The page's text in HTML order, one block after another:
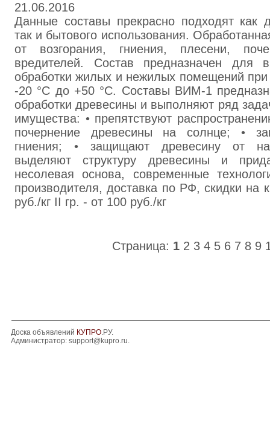
21.06.2016
Данные составы прекрасно подходят как
так и бытового использования.
от возгорания, гниения, плесени,
вредителей. Состав предназначен для
обработки жилых и нежилых помещений при
-20 °С до +50 °С. Составы ВИМ-1
обработки древесины и выполняют ряд
имущества: • препятствуют
почернение древесины на солнце; •
гниения; • защищают древесину от
выделяют структуру древесины и
несолевая основа, современные
производителя, доставка по РФ, скидки на
руб./кг II гр. - от 100 руб./кг
Страница: 1 2 3 4 5 6 7 8 9
Доска объявлений КУПРО.РУ.
Администратор: support@kupro.ru.